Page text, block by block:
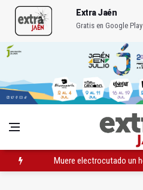
Extra Jaén
Gratis en Google Play
Muere electrocutado un